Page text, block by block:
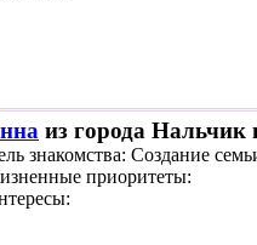
из города Нальчик
знакомства: Создание
приоритеты: